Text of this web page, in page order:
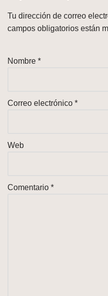
Tu dirección de correo
campos obligatorios están
Nombre *
Correo electrónico *
Web
Comentario *